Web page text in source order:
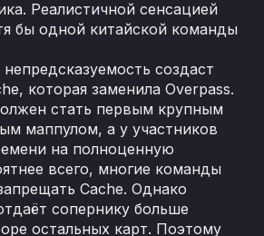
Реалистичной сенсацией
бы одной китайской команды
создаст
которая заменила Overpass.
стать первым крупным
маппулом, а у участников
на полноценную
всего, многие команды
Cache. Однако
сопернику больше
остальных карт. Поэтому